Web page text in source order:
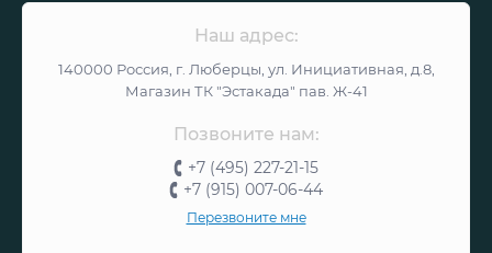
Наш адрес:
140000 Россия, г. Люберцы, ул. Инициативная, д.8,
Магазин ТК "Эстакада" пав. Ж-41
Позвоните нам:
+7 (495) 227-21-15
+7 (915) 007-06-44
Перезвоните мне